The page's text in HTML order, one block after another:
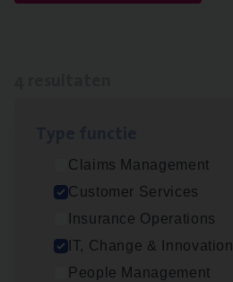
Claims Management
Customer Services
Insurance Operations
IT, Change & Innovation
People Management
Busi­ness Analyst
IT, Change & Innovation
Antwerpen